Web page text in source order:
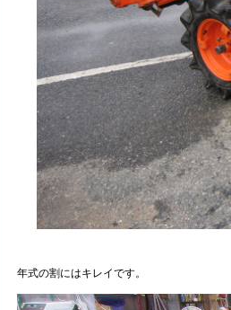
年式の割にはキレイです。